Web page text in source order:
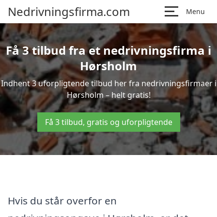
Nedrivningsfirma.com Menu
Få 3 tilbud fra et nedrivningsfirma i
Hørsholm
Indhent 3 uforpligtende tilbud her fra nedrivningsfirmaer i
Hørsholm – helt gratis!
Få 3 tilbud, gratis og uforpligtende
Hvis du står overfor en